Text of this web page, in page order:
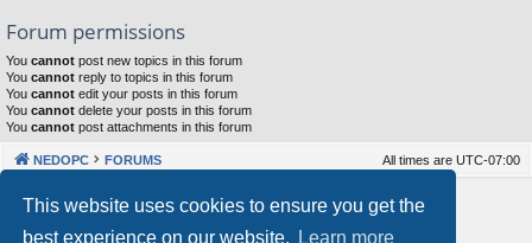
This website uses cookies to ensure you get the
best experience on our website.
Learn more
Forum permissions
You cannot post new topics in this forum
You cannot reply to topics in this forum
You cannot edit your posts in this forum
You cannot delete your posts in this forum
You cannot post attachments in this forum
NEDOPC FORUMS All times are UTC-07:00
Powered by phpBB® Forum Software © phpBB Limited
Our VPS Hosting By RimuHosting